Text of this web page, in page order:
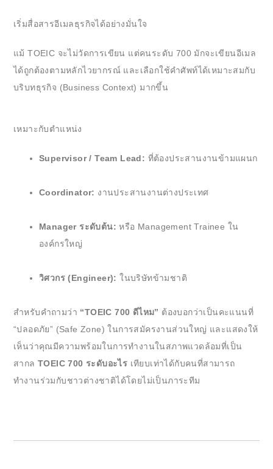
เริ่มสื่อสารอีเมลธุรกิจได้อย่างมั่นใจ
แม้ TOEIC จะไม่วัดการเขียน แต่คนระดับ 700 มักจะเขียนอีเมล
ได้ถูกต้องตามหลักไวยากรณ์ และเลือกใช้คำศัพท์ได้เหมาะสมกับ
บริบทธุรกิจ (Business Context) มากขึ้น
เหมาะกับตำแหน่ง
Supervisor / Team Lead: ที่ต้องประสานงานข้ามแผนก
Coordinator: งานประสานงานต่างประเทศ
Manager ระดับต้น: หรือ Management Trainee ใน
องค์กรใหญ่
วิศวกร (Engineer): ในบริษัทข้ามชาติ
สำหรับคำถามว่า “TOEIC 700 ดีไหม” ต้องบอกว่าเป็นคะแนนที่
“ปลอดภัย” (Safe Zone) ในการสมัครงานส่วนใหญ่ และแสดงให้
เห็นว่าคุณมีความพร้อมในการทำงานในสภาพแวดล้อมที่เป็น
สากลTOEIC 700 ระดับอะไร เทียบเท่าได้กับคนที่สามารถ
ทำงานร่วมกับชาวต่างชาติได้โดยไม่เป็นภาระทีม